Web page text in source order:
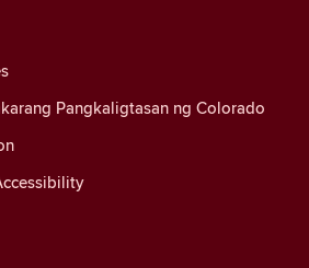
Pangkaligtasan ng Colorado